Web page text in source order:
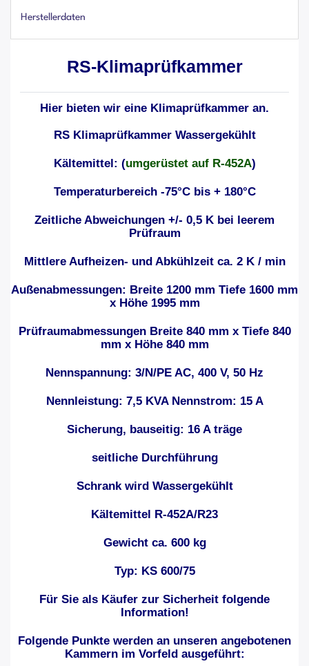
Herstellerdaten
RS-Klimaprüfkammer
Hier bieten wir eine Klimaprüfkammer an.
RS Klimaprüfkammer Wassergekühlt
Kältemittel: (umgerüstet auf R-452A)
Temperaturbereich -75°C bis + 180°C
Zeitliche Abweichungen +/- 0,5 K bei leerem
Prüfraum
Mittlere Aufheizen- und Abkühlzeit ca. 2 K / min
Außenabmessungen: Breite 1200 mm Tiefe 1600 mm
x Höhe 1995 mm
Prüfraumabmessungen Breite 840 mm x Tiefe 840
mm x Höhe 840 mm
Nennspannung: 3/N/PE AC, 400 V, 50 Hz
Nennleistung: 7,5 KVA Nennstrom: 15 A
Sicherung, bauseitig: 16 A träge
seitliche Durchführung
Schrank wird Wassergekühlt
Kältemittel R-452A/R23
Gewicht ca. 600 kg
Typ: KS 600/75
Für Sie als Käufer zur Sicherheit folgende
Information!
Folgende Punkte werden an unseren angebotenen
Kammern im Vorfeld ausgeführt: